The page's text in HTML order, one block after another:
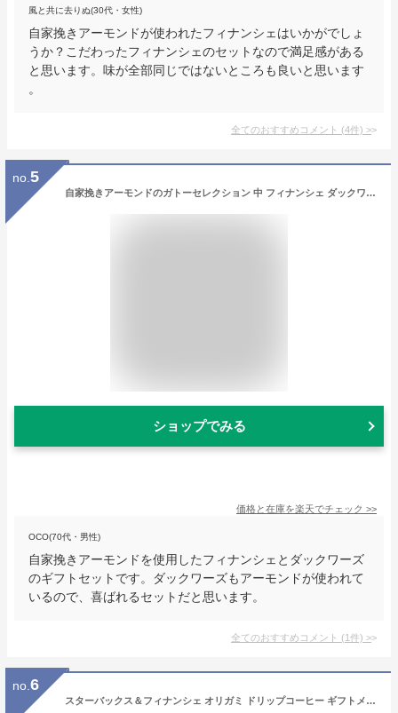
風と共に去りぬ(30代・女性)
自家挽きアーモンドが使われたフィナンシェはいかがでしょ
うか？こだわったフィナンシェのセットなので満足感がある
と思います。味が全部同じではないところも良いと思います
。
全てのおすすめコメント (4件) >
no. 5
自家挽きアーモンドのガトーセレクション 中 フィナンシェ ダックワーズ 洋菓子 ギフト 出産内祝 結婚内祝 快気祝 法要 香典返し お供え
ショップでみる
価格と在庫を楽天でチェック >>
OCO(70代・男性)
自家挽きアーモンドを使用したフィナンシェとダックワーズ
のギフトセットです。ダックワーズもアーモンドが使われて
いるので、喜ばれるセットだと思います。
全てのおすすめコメント (1件) >
no. 6
スターバックス＆フィナンシェ オリガミ ドリップコーヒー ギフトメール便送料無料 スタバ お中元 御中元 夏ギフト 内祝い 出産内祝い 入学内祝い 出産 おしゃれ 結婚内祝い 快気祝い お返し 引越し 挨拶 ギフト[ギフト コーヒー お菓子 プレゼント 実用的]